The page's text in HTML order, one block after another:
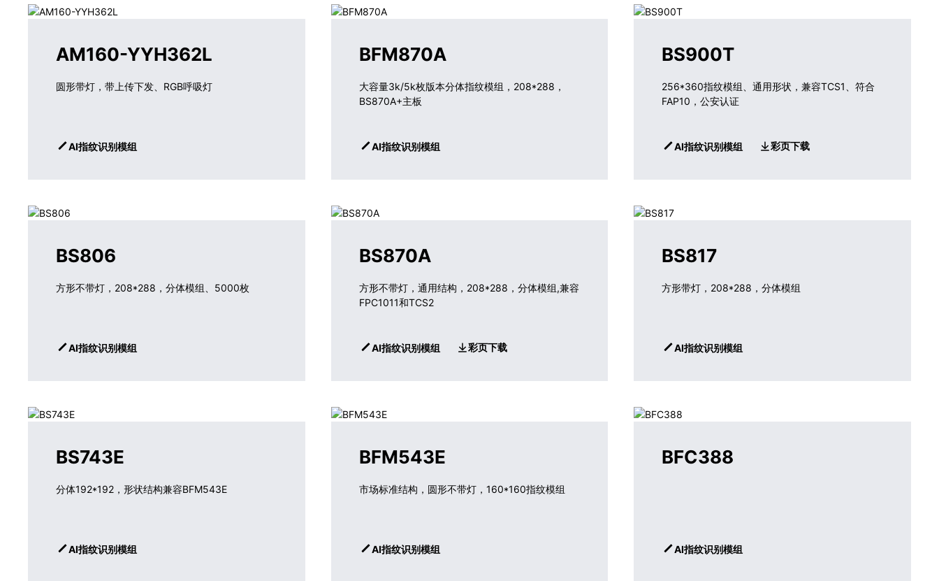
AM160-YYH362L
圆形带灯，带上传下发、RGB呼吸灯
AI指纹识别模组
BFM870A
大容量3k/5k枚版本分体指纹模组，208*288，
BS870A+主板
AI指纹识别模组
BS900T
256*360指纹模组、通用形状，兼容TCS1、符合
FAP10，公安认证
AI指纹识别模组 彩页下载
BS806
方形不带灯，208*288，分体模组、5000枚
AI指纹识别模组
BS870A
方形不带灯，通用结构，208*288，分体模组,兼容
FPC1011和TCS2
AI指纹识别模组 彩页下载
BS817
方形带灯，208*288，分体模组
AI指纹识别模组
BS743E
分体192*192，形状结构兼容BFM543E
AI指纹识别模组
BFM543E
市场标准结构，圆形不带灯，160*160指纹模组
AI指纹识别模组
BFC388
AI指纹识别模组